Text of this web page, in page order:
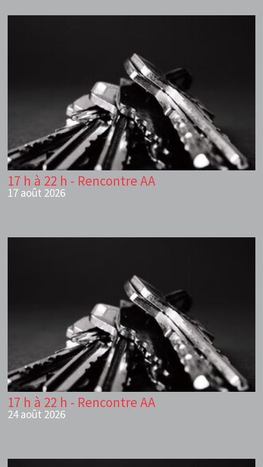
17 h à 22 h - Rencontre AA
17 août 2026
17 h à 22 h - Rencontre AA
24 août 2026